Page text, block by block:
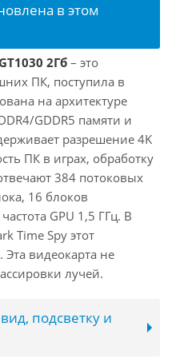
в этом
2Гб – это
ПК, поступила в
на архитектуре
GDDR5 памяти и
разрешение 4K
ПК в играх, обработку
384 потоковых
16 блоков
GPU 1,5 ГГц. В
Time Spy этот
видеокарта не
лучей.
подсветку и